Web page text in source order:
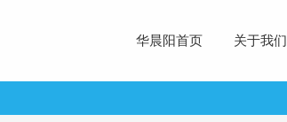
华晨阳首页 关于我们